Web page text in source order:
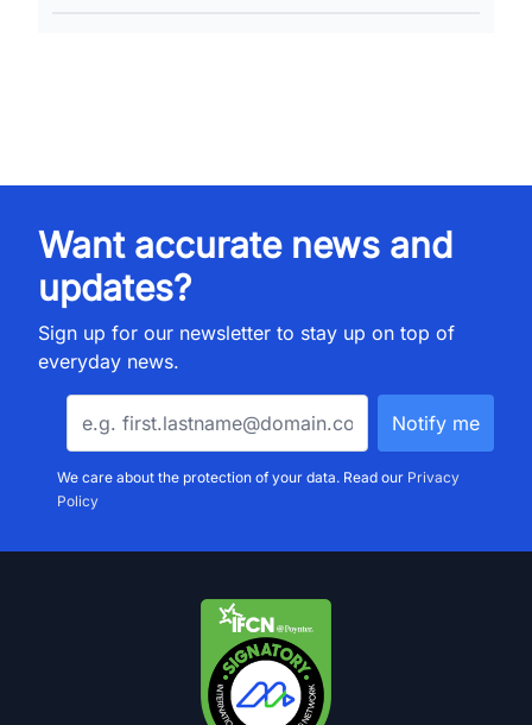
Want accurate news and
updates?
Sign up for our newsletter to stay up on top of
everyday news.
We care about the protection of your data. Read our Privacy
Policy